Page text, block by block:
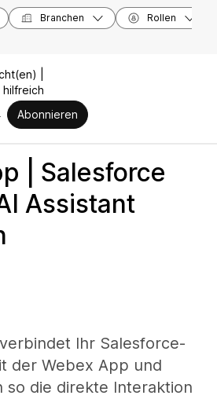
Branchen Rollen
|
Abonnieren
| Salesforce
Assistant
Ihr Salesforce-
der Webex App und
so die direkte Interaktion